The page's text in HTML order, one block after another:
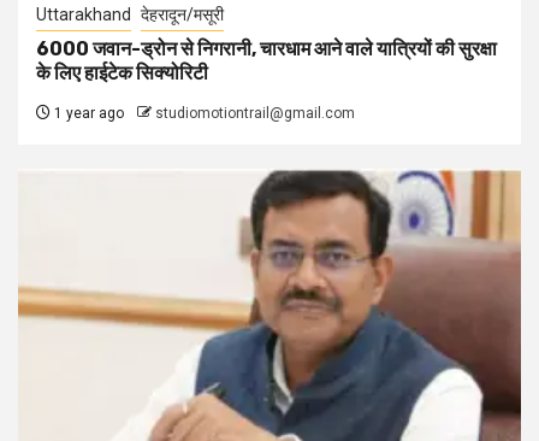
Uttarakhand देहरादून/मसूरी
6000 जवान-ड्रोन से निगरानी, चारधाम आने वाले यात्रियों की सुरक्षा
के लिए हाईटेक सिक्योरिटी
1 year ago studiomotiontrail@gmail.com